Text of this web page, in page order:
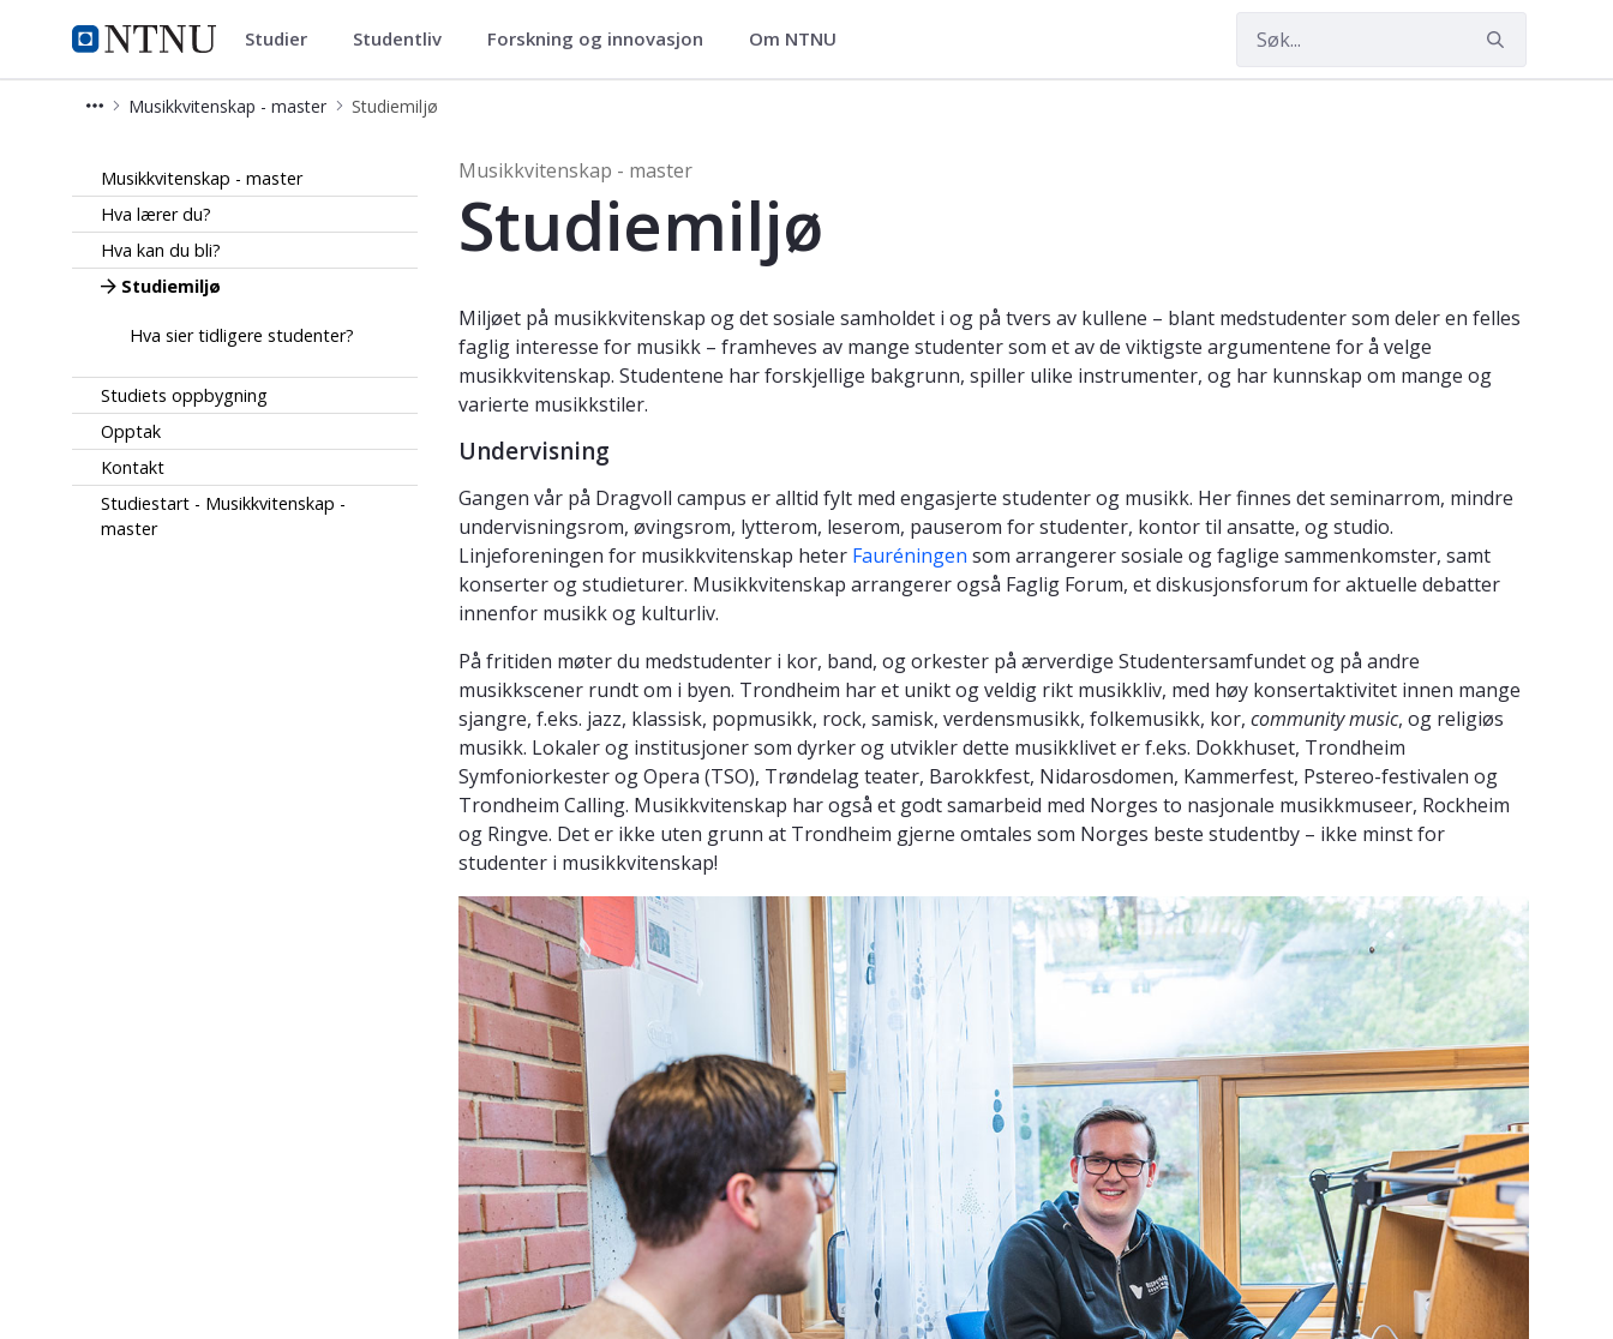
NTNU Hjemmeside
Musikkvitenskap - master
Studier Studentliv Forskning og innovasjon Om NTNU
Musikkvitenskap - master Studiemiljø
Musikkvitenskap - master
Hva lærer du?
Hva kan du bli?
Studiemiljø
Hva sier tidligere studenter?
Studiets oppbygning
Opptak
Kontakt
Studiestart - Musikkvitenskap -
master
Musikkvitenskap - master
Studiemiljø
Miljøet på musikkvitenskap og det sosiale samholdet i og på tvers av kullene – blant medstudenter som deler en felles
faglig interesse for musikk – framheves av mange studenter som et av de viktigste argumentene for å velge
musikkvitenskap. Studentene har forskjellige bakgrunn, spiller ulike instrumenter, og har kunnskap om mange og
varierte musikkstiler.
Undervisning
Gangen vår på Dragvoll campus er alltid fylt med engasjerte studenter og musikk. Her finnes det seminarrom, mindre
undervisningsrom, øvingsrom, lytterom, leserom, pauserom for studenter, kontor til ansatte, og studio.
Linjeforeningen for musikkvitenskap heter Fauréningen som arrangerer sosiale og faglige sammenkomster, samt
konserter og studieturer. Musikkvitenskap arrangerer også Faglig Forum, et diskusjonsforum for aktuelle debatter
innenfor musikk og kulturliv.
På fritiden møter du medstudenter i kor, band, og orkester på ærverdige Studentersamfundet og på andre
musikkscener rundt om i byen. Trondheim har et unikt og veldig rikt musikkliv, med høy konsertaktivitet innen mange
sjangre, f.eks. jazz, klassisk, popmusikk, rock, samisk, verdensmusikk, folkemusikk, kor, community music, og religiøs
musikk. Lokaler og institusjoner som dyrker og utvikler dette musikklivet er f.eks. Dokkhuset, Trondheim
Symfoniorkester og Opera (TSO), Trøndelag teater, Barokkfest, Nidarosdomen, Kammerfest, Pstereo-festivalen og
Trondheim Calling. Musikkvitenskap har også et godt samarbeid med Norges to nasjonale musikkmuseer, Rockheim
og Ringve. Det er ikke uten grunn at Trondheim gjerne omtales som Norges beste studentby – ikke minst for
studenter i musikkvitenskap!